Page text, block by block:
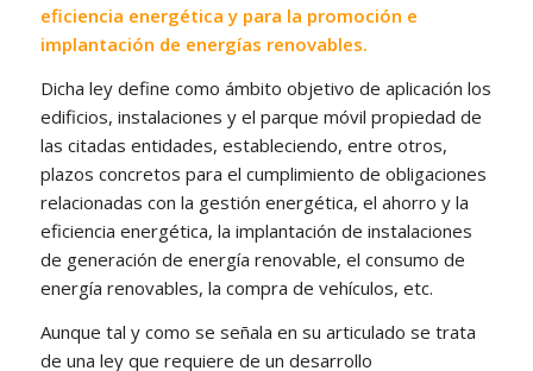
eficiencia energética y para la promoción e
implantación de energías renovables.
Dicha ley define como ámbito objetivo de aplicación los
edificios, instalaciones y el parque móvil propiedad de
las citadas entidades, estableciendo, entre otros,
plazos concretos para el cumplimiento de obligaciones
relacionadas con la gestión energética, el ahorro y la
eficiencia energética, la implantación de instalaciones
de generación de energía renovable, el consumo de
energía renovables, la compra de vehículos, etc.
Aunque tal y como se señala en su articulado se trata
de una ley que requiere de un desarrollo